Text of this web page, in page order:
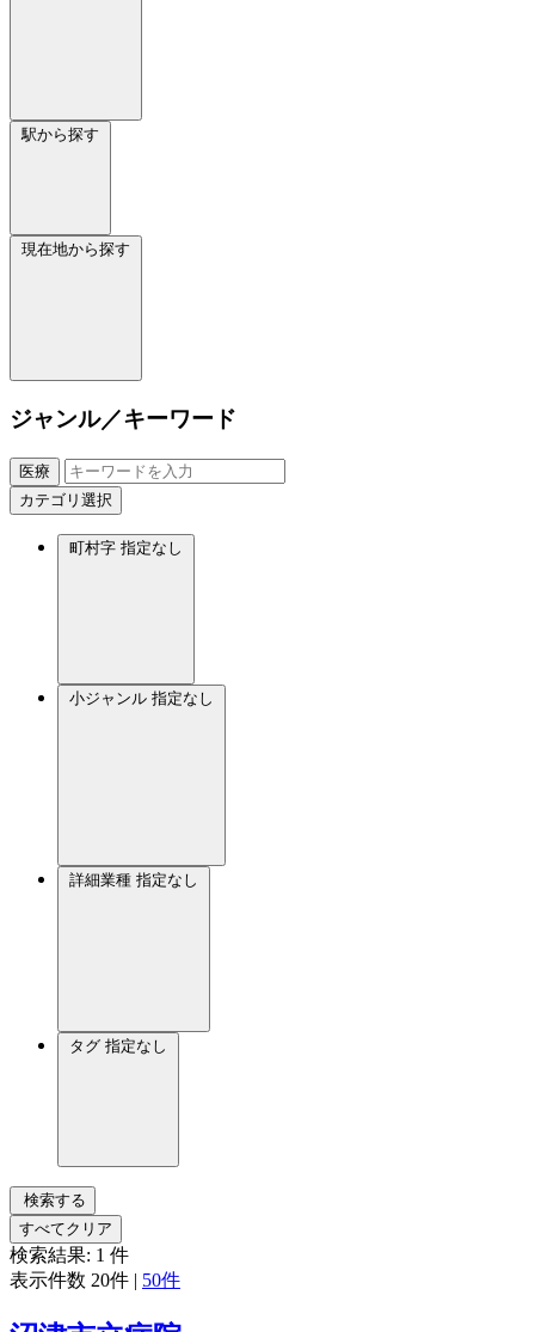
駅から探す
現在地から探す
ジャンル／キーワード
医療
カテゴリ選択
町村字 指定なし
小ジャンル 指定なし
詳細業種 指定なし
タグ 指定なし
検索する
すべてクリア
検索結果: 1 件
表示件数 20件 | 50件